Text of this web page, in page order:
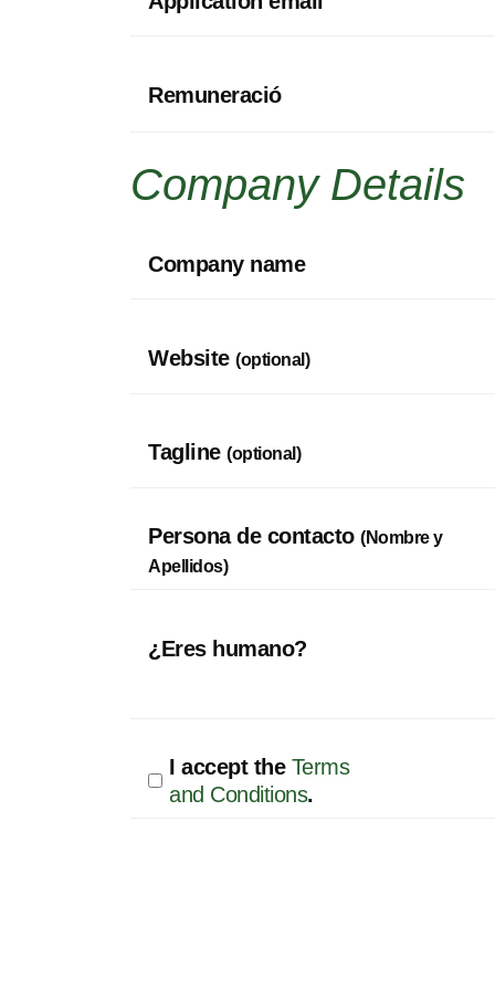
Remuneració
Company Details
Company name
Website (optional)
Tagline (optional)
Persona de contacto (Nombre y
Apellidos)
¿Eres humano?
I accept the Terms
and Conditions.